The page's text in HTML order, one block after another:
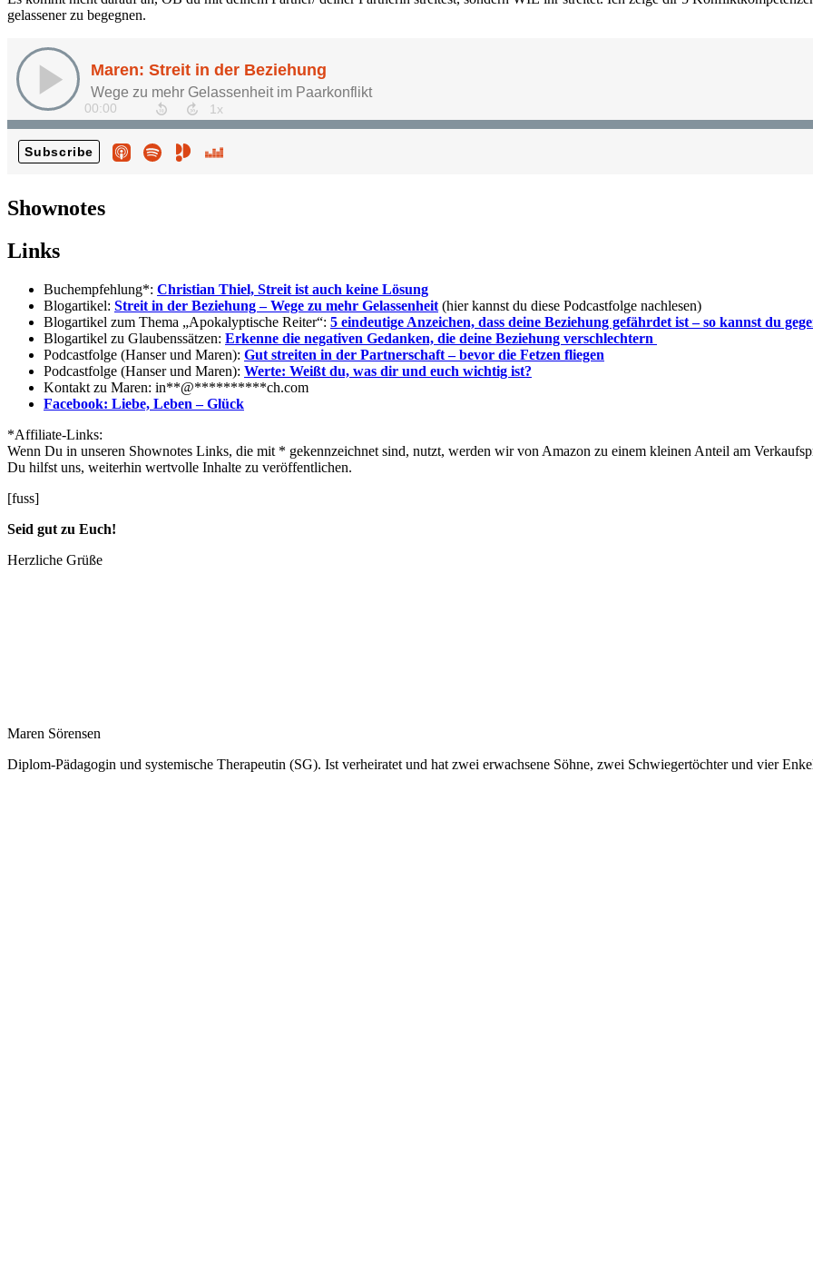
gelassener zu begegnen.
Shownotes
Links
Buchempfehlung*: Christian Thiel, Streit ist auch keine Lösung
Blogartikel: Streit in der Beziehung – Wege zu mehr Gelassenheit (hier kannst du diese Podcastfolge nachlesen)
Blogartikel zum Thema „Apokalyptische Reiter“: 5 eindeutige Anzeichen, dass deine Beziehung gefährdet ist – so kannst du
Blogartikel zu Glaubenssätzen: Erkenne die negativen Gedanken, die deine Beziehung verschlechtern
Podcastfolge (Hanser und Maren): Gut streiten in der Partnerschaft – bevor die Fetzen fliegen
Podcastfolge (Hanser und Maren): Werte: Weißt du, was dir und euch wichtig ist?
Kontakt zu Maren: in**@**********ch.com
Facebook: Liebe, Leben – Glück
*Affiliate-Links:
Wenn Du in unseren Shownotes Links, die mit * gekennzeichnet sind, nutzt, werden wir von Amazon zu einem kleinen Anteil am
Du hilfst uns, weiterhin wertvolle Inhalte zu veröffentlichen.
[fuss]
Seid gut zu Euch!
Herzliche Grüße
Maren Sörensen
Diplom-Pädagogin und systemische Therapeutin (SG). Ist verheiratet und hat zwei erwachsene Söhne, zwei Schwiegertöchter und vier